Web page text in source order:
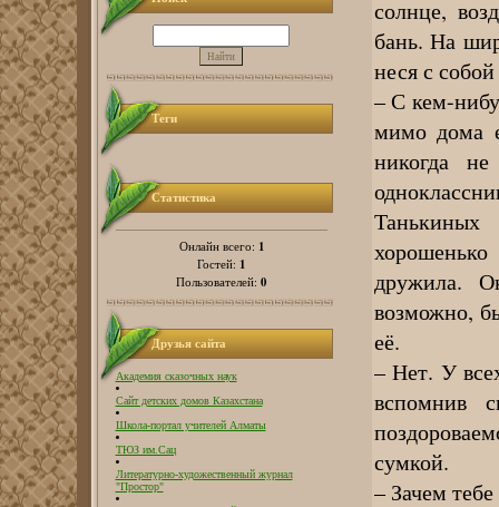
Теги
Статистика
Онлайн всего: 1
Гостей: 1
Пользователей: 0
Друзья сайта
Академия сказочных наук
Сайт детских домов Казахстана
Школа-портал учителей Алматы
ТЮЗ им.Сац
Литературно-художественный журнал
"Простор"
солнце,
бань. На
неся с
– С кем-
мимо дома
никогда
дружила.
возможно,
её.
– Нет. У
вспомнив
сумкой.
– Зачем